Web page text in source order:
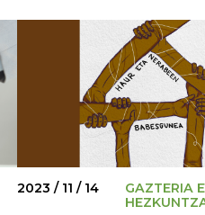
2023 / 11 / 14
GAZTERIA